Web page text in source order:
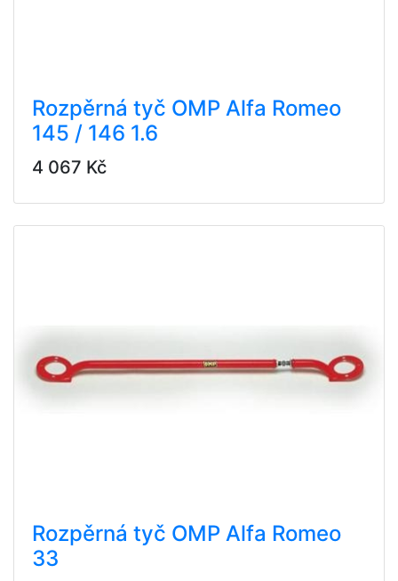
Rozpěrná tyč OMP Alfa Romeo
145 / 146 1.6
4 067 Kč
Rozpěrná tyč OMP Alfa Romeo
33